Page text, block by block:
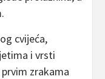
cvijeća,
i vrsti
zrakama